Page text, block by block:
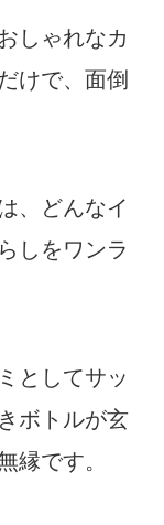
しゃれなカ
けで、面倒
、どんなイ
しをワンラ
としてサッ
ボトルが玄
縁です。